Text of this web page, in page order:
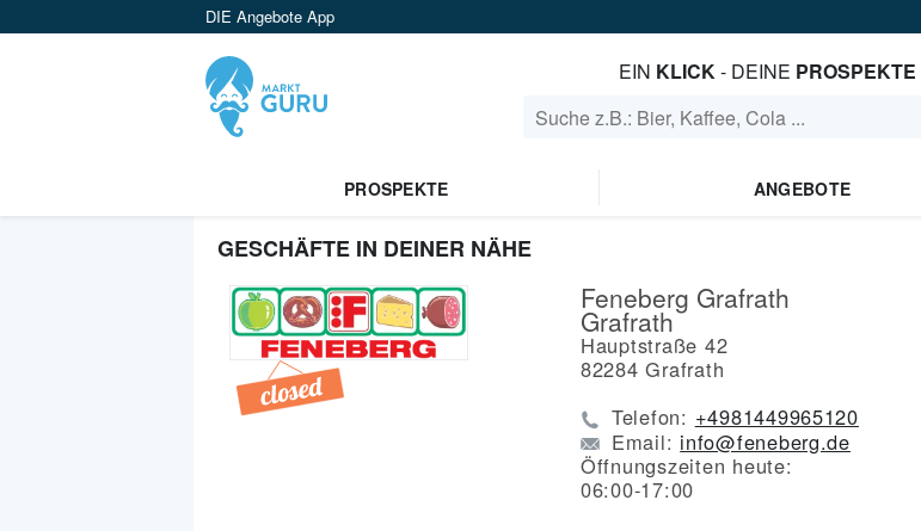
DIE Angebote App
EIN KLICK- DEINE PROSPEKTE
PROSPEKTE ANGEBOTE
GESCHÄFTE IN DEINER NÄHE
Feneberg Grafrath
Grafrath
Hauptstraße 42
82284 Grafrath
Telefon: +4981449965120
Email: info@feneberg.de
Öffnungszeiten heute:
06:00-17:00